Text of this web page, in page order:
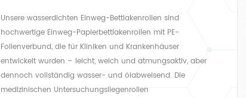
Unsere wasserdichten Einweg-Bettlakenrollen sind
hochwertige Einweg-Papierbettlakenrollen mit PE-
Folienverbund, die für Kliniken und Krankenhäuser
entwickelt wurden – leicht, weich und atmungsaktiv, aber
dennoch vollständig wasser- und ölabweisend. Die
medizinischen Untersuchungsliegenrollen